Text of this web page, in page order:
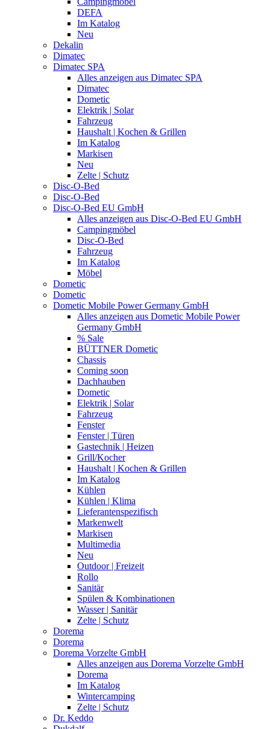
DEFA
Im Katalog
Neu
Dekalin
Dimatec
Dimatec SPA
Alles anzeigen aus Dimatec SPA
Dimatec
Dometic
Elektrik | Solar
Fahrzeug
Haushalt | Kochen & Grillen
Im Katalog
Markisen
Neu
Zelte | Schutz
Disc-O-Bed
Disc-O-Bed
Disc-O-Bed EU GmbH
Alles anzeigen aus Disc-O-Bed EU GmbH
Campingmöbel
Disc-O-Bed
Fahrzeug
Im Katalog
Möbel
Dometic
Dometic
Dometic Mobile Power Germany GmbH
Alles anzeigen aus Dometic Mobile Power
Germany GmbH
% Sale
BÜTTNER Dometic
Chassis
Coming soon
Dachhauben
Dometic
Elektrik | Solar
Fahrzeug
Fenster
Fenster | Türen
Gastechnik | Heizen
Grill/Kocher
Haushalt | Kochen & Grillen
Im Katalog
Kühlen
Kühlen | Klima
Lieferantenspezifisch
Markenwelt
Markisen
Multimedia
Neu
Outdoor | Freizeit
Rollo
Sanitär
Spülen & Kombinationen
Wasser | Sanitär
Zelte | Schutz
Dorema
Dorema
Dorema Vorzelte GmbH
Alles anzeigen aus Dorema Vorzelte GmbH
Dorema
Im Katalog
Wintercamping
Zelte | Schutz
Dr. Keddo